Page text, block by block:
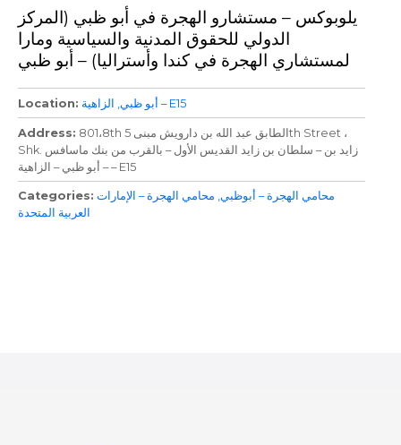
يلوبوكس – مستشارو الهجرة في أبو ظبي (المركز
الدولي للحقوق المدنية والسياسية ومارا
لمستشاري الهجرة في كندا وأستراليا) – أبو ظبي
Location أبو ظبي الزاهية – E15
Address 801،8th الطابق عبد الله بن دارويش مبنى 5th Street ،
Shk. زايد بن – سلطان بن زايد القديس الأول – بالقرب من بنك ماسافس
– أبو ظبي – الزاهية – E15
Categories محامي الهجرة – أبوظبي محامي الهجرة – الإمارات
العربية المتحدة